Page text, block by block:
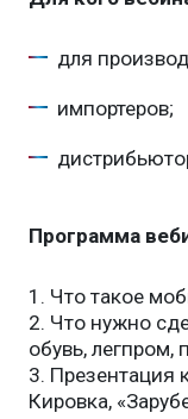
для
импортеров;
Программа
1. Что такое
2. Что нужно
обувь,
3. Презентация
Кировка,